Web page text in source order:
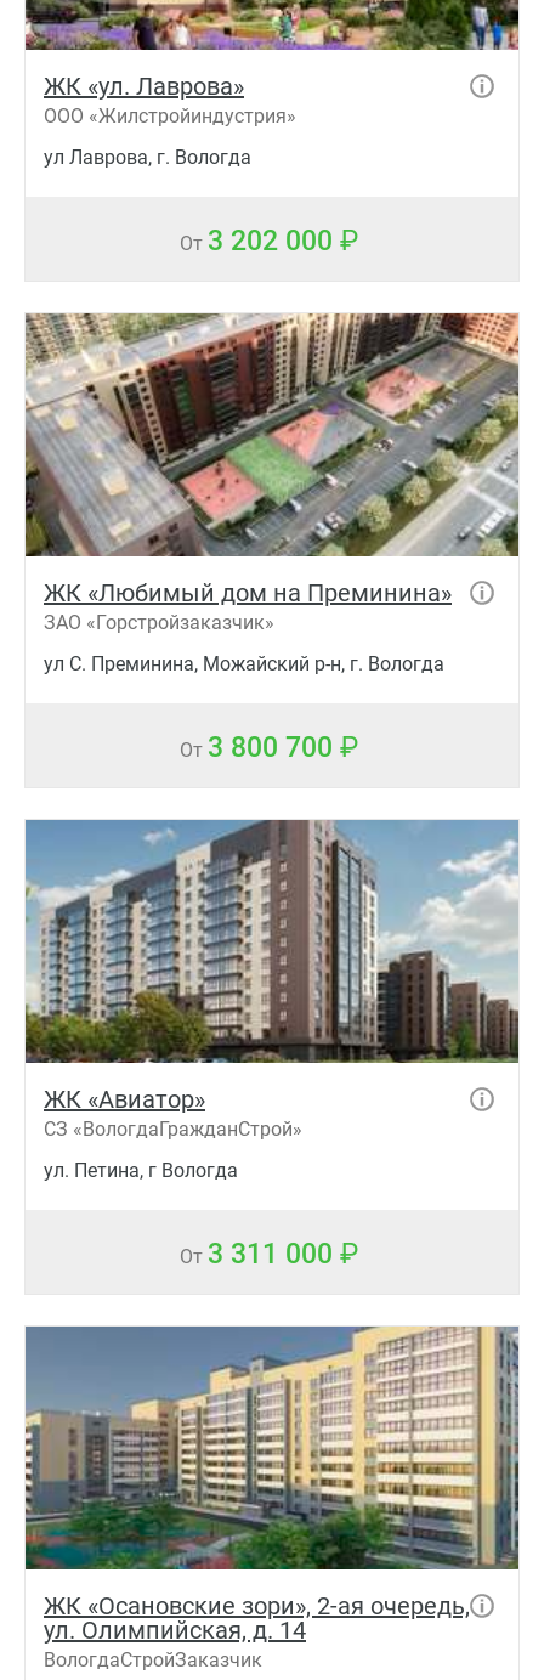
ЖК «ул. Лаврова»
ООО «Жилстройиндустрия»
ул Лаврова, г. Вологда
От 3 202 000
ЖК «Любимый дом на Преминина»
ЗАО «Горстройзаказчик»
ул С. Преминина, Можайский р-н, г. Вологда
От 3 800 700
ЖК «Авиатор»
СЗ «ВологдаГражданСтрой»
ул. Петина, г Вологда
От 3 311 000
ЖК «Осановские зори», 2-ая очередь,
ул. Олимпийская, д. 14
ВологдаСтройЗаказчик